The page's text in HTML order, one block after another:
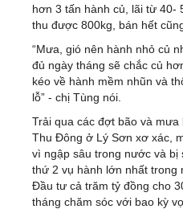
hơn 3 tấn hành củ, lãi từ 40-
thu được 800kg, bán hết
“Mưa, gió nên hành nhỏ củ
đủ ngày tháng sẽ chắc củ
kéo về hành mềm nhũn và
lỗ” - chị Tùng nói.
Trải qua các đợt bão và
Thu Đông ở Lý Sơn xơ xác,
vì ngập sâu trong nước và bị
thứ 2 vụ hành lớn nhất trong
Đầu tư cả trăm tỷ đồng cho
tháng chăm sóc với bao kỳ